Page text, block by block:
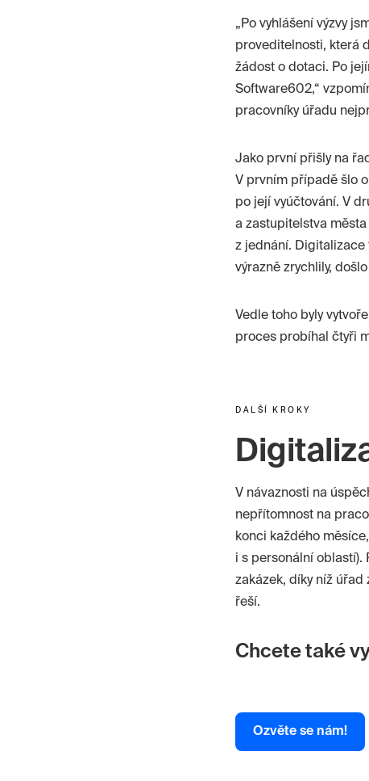
„Po vyhlášení výzvy
proveditelnosti, která
žádost o dotaci. Po
Software602,“
pracovníky úřadu
Jako první přišly na
V prvním případě šlo
po její vyúčtování. V
a zastupitelstva
z jednání. Digitalizace
výrazně zrychlily,
Vedle toho byly
proces probíhal čtyři
DALŠÍ KROKY
V návaznosti na
nepřítomnost na
konci každého
i s personální oblastí).
zakázek, díky níž
řeší.
Chcete také
Ozvěte se nám!